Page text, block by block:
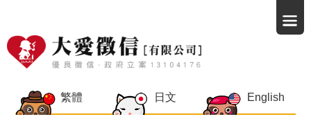
繁體 日文 English